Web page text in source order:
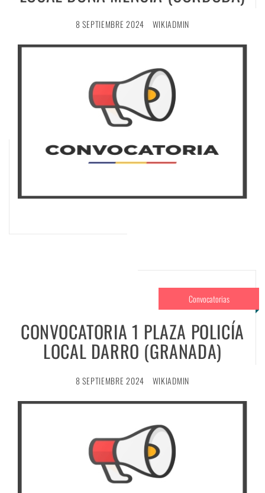
8 SEPTIEMBRE 2024 WIKIADMIN
Convocatorias
CONVOCATORIA 1 PLAZA POLICÍA
LOCAL DARRO (GRANADA)
8 SEPTIEMBRE 2024 WIKIADMIN